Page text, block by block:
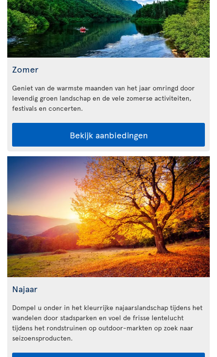
Zomer
Geniet van de warmste maanden van het jaar omringd door
levendig groen landschap en de vele zomerse activiteiten,
festivals en concerten.
Bekijk aanbiedingen
Najaar
Dompel u onder in het kleurrijke najaarslandschap tijdens het
wandelen door stadsparken en voel de frisse lentelucht
tijdens het rondstruinen op outdoor-markten op zoek naar
seizoensproducten.